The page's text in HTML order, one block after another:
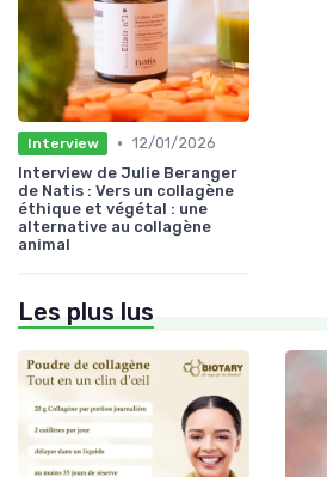
Interview • 12/01/2026
Interview de Julie Beranger
de Natis : Vers un collagène
éthique et végétal : une
alternative au collagène
animal
Les plus lus